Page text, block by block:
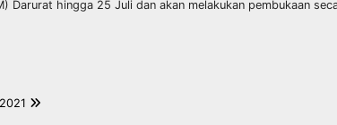
Darurat hingga 25 Juli dan akan melakukan pembukaan